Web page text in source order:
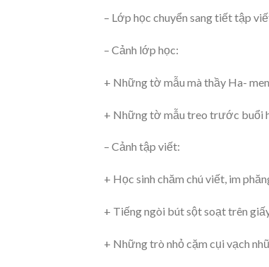
– Lớp học chuyển sang tiết tập
– Cảnh lớp học:
+ Những tờ mẫu mà thầy Ha-
+ Những tờ mẫu treo trước buổi
– Cảnh tập viết:
+ Học sinh chăm chú viết, im
+ Tiếng ngòi bút sột soạt trên
+ Những trò nhỏ cặm cụi vạch